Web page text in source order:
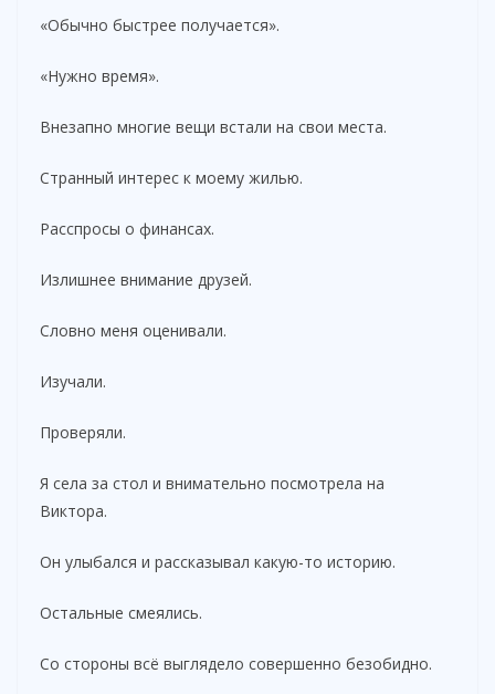
«Обычно быстрее получается».
«Нужно время».
Внезапно многие вещи встали на свои места.
Странный интерес к моему жилью.
Расспросы о финансах.
Излишнее внимание друзей.
Словно меня оценивали.
Изучали.
Проверяли.
Я села за стол и внимательно посмотрела на
Виктора.
Он улыбался и рассказывал какую-то историю.
Остальные смеялись.
Со стороны всё выглядело совершенно безобидно.